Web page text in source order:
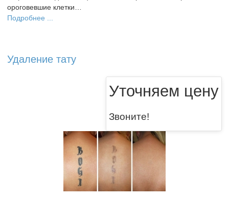
ороговевшие клетки…
Подробнее ...
Удаление тату
Уточняем цену
Звоните!